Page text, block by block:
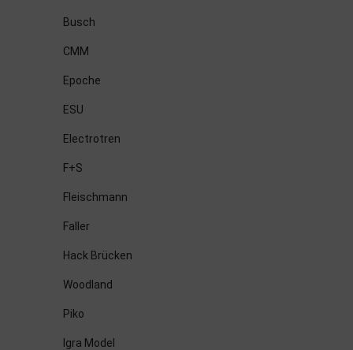
Busch
CMM
Epoche
ESU
Electrotren
F+S
Fleischmann
Faller
Hack Brücken
Woodland
Piko
Igra Model